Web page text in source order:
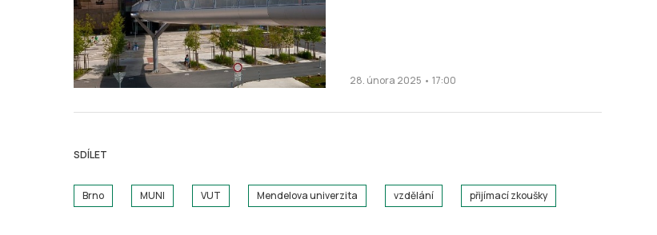
28. února 2025 • 17:00
SDÍLET
Brno MUNI VUT Mendelova univerzita vzdělání přijímací zkoušky